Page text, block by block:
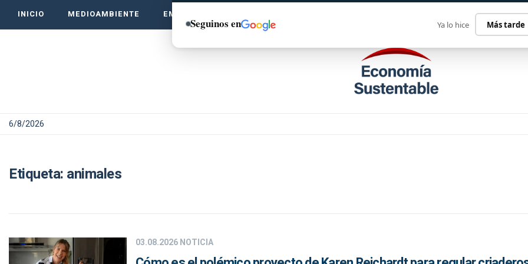
INICIO MEDIOAMBIENTE EMPRENDE VERDE
6/8/2026
Etiqueta: animales
03.08.2026NOTICIA
Seguinos en Ya lo hice Más tarde